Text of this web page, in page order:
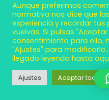
Neve| Funciona gracias a
Aunque preferimos
normativa nos dice que
experiencia y recordar
vuelvas. Si pulsas
consentimiento para ello,
"Ajustes" para
llegado leyendo hasta
Ajustes Aceptar todo